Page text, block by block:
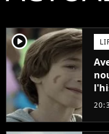
player2
48